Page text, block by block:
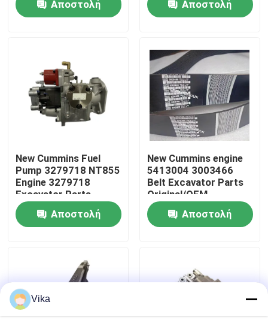
Προϊόντα
Γύρος εργοστασίων
Ποιοτικός έλεγχος
επαφή
Νέα
Ανταλλακτικά Liugong
Ανταλλακτικά Cummins
Αποστολή Αποστολή
New Cummins Fuel
Pump 3279718 NT855
Engine 3279718
Excavator Parts
Original/OEM
Αποστολή
New Cummins engine
5413004 3003466
Belt Excavator Parts
Original/OEM
Αποστολή
Vika